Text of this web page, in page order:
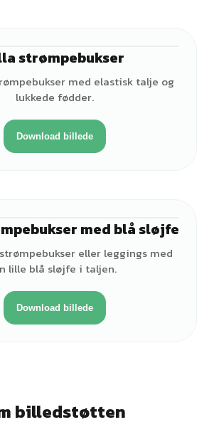
strømpebukser
med elastisk talje og
lukkede fødder.
Download billede
med blå sløjfe
eller leggings med
lille blå sløjfe i taljen.
Download billede
billedstøtten